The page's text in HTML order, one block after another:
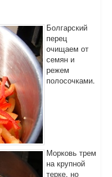
Болгарский
перец
очищаем от
семян и
режем
полосочками.
Морковь трем
на крупной
терке, но